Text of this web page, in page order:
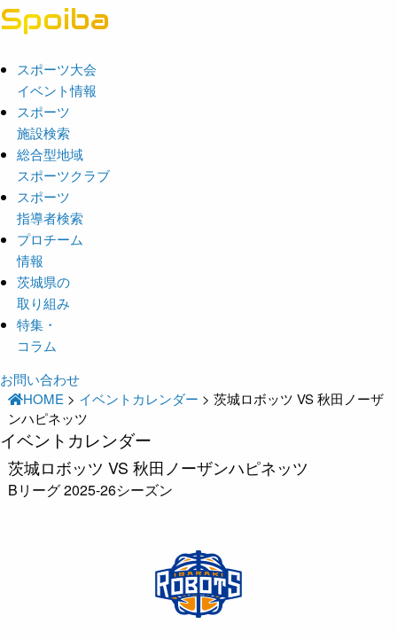
Spoiba
スポーツ大会
イベント情報
スポーツ
施設検索
総合型地域
スポーツクラブ
スポーツ
指導者検索
プロチーム
情報
茨城県の
取り組み
特集・
コラム
お問い合わせ
HOME > イベントカレンダー >茨城ロボッツ VS 秋田ノーザ
ンハピネッツ
イベントカレンダー
茨城ロボッツ VS 秋田ノーザンハピネッツ
Bリーグ 2025-26シーズン